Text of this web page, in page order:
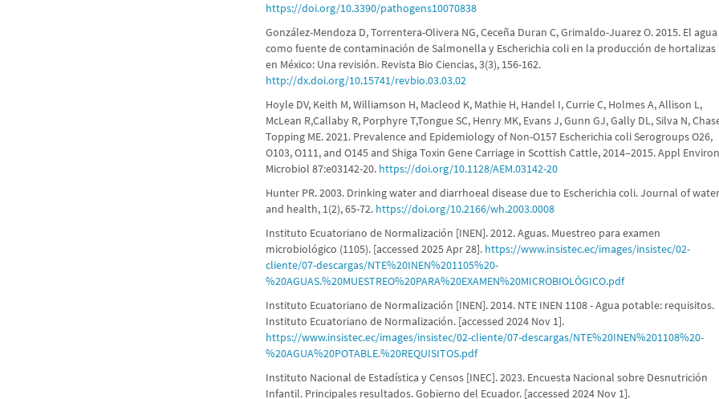
https://doi.org/10.3390/pathogens10070838
González-Mendoza D, Torrentera-Olivera NG, Ceceña Duran C, Grimaldo-Juarez O. 2015. El agua
como fuente de contaminación de Salmonella y Escherichia coli en la producción de hortalizas
en México: Una revisión. Revista Bio Ciencias, 3(3), 156-162.
http://dx.doi.org/10.15741/revbio.03.03.02
Hoyle DV, Keith M, Williamson H, Macleod K, Mathie H, Handel I, Currie C, Holmes A, Allison L,
McLean R,Callaby R, Porphyre T,Tongue SC, Henry MK, Evans J, Gunn GJ, Gally DL, Silva N,
Topping ME. 2021. Prevalence and Epidemiology of Non-O157 Escherichia coli Serogroups O26,
O103, O111, and O145 and Shiga Toxin Gene Carriage in Scottish Cattle, 2014–2015. Appl
Microbiol 87:e03142-20. https://doi.org/10.1128/AEM.03142-20
Hunter PR. 2003. Drinking water and diarrhoeal disease due to Escherichia coli. Journal of
and health, 1(2), 65-72. https://doi.org/10.2166/wh.2003.0008
Instituto Ecuatoriano de Normalización [INEN]. 2012. Aguas. Muestreo para examen
microbiológico (1105). [accessed 2025 Apr 28]. https://www.insistec.ec/images/insistec/02-
cliente/07-descargas/NTE%20INEN%201105%20-
%20AGUAS.%20MUESTREO%20PARA%20EXAMEN%20MICROBIOLÓGICO.pdf
Instituto Ecuatoriano de Normalización [INEN]. 2014. NTE INEN 1108 - Agua potable: requisitos.
Instituto Ecuatoriano de Normalización. [accessed 2024 Nov 1].
https://www.insistec.ec/images/insistec/02-cliente/07-descargas/NTE%20INEN%201108%20-
%20AGUA%20POTABLE.%20REQUISITOS.pdf
Instituto Nacional de Estadística y Censos [INEC]. 2023. Encuesta Nacional sobre Desnutrición
Infantil. Principales resultados. Gobierno del Ecuador. [accessed 2024 Nov 1].